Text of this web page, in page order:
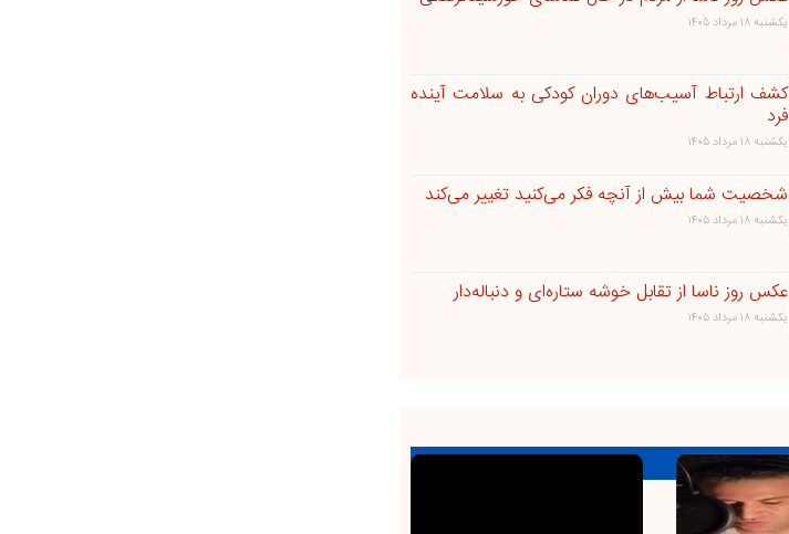
يکشنبه ۱۸ مرداد ۱۴۰۵
کشف ارتباط آسیب‌های دوران کودکی به سلامت آینده
فرد
يکشنبه ۱۸ مرداد ۱۴۰۵
شخصیت شما بیش از آنچه فکر می‌کنید تغییر می‌کند
يکشنبه ۱۸ مرداد ۱۴۰۵
عکس روز ناسا از تقابل خوشه ستاره‌ای و دنباله‌دار
يکشنبه ۱۸ مرداد ۱۴۰۵